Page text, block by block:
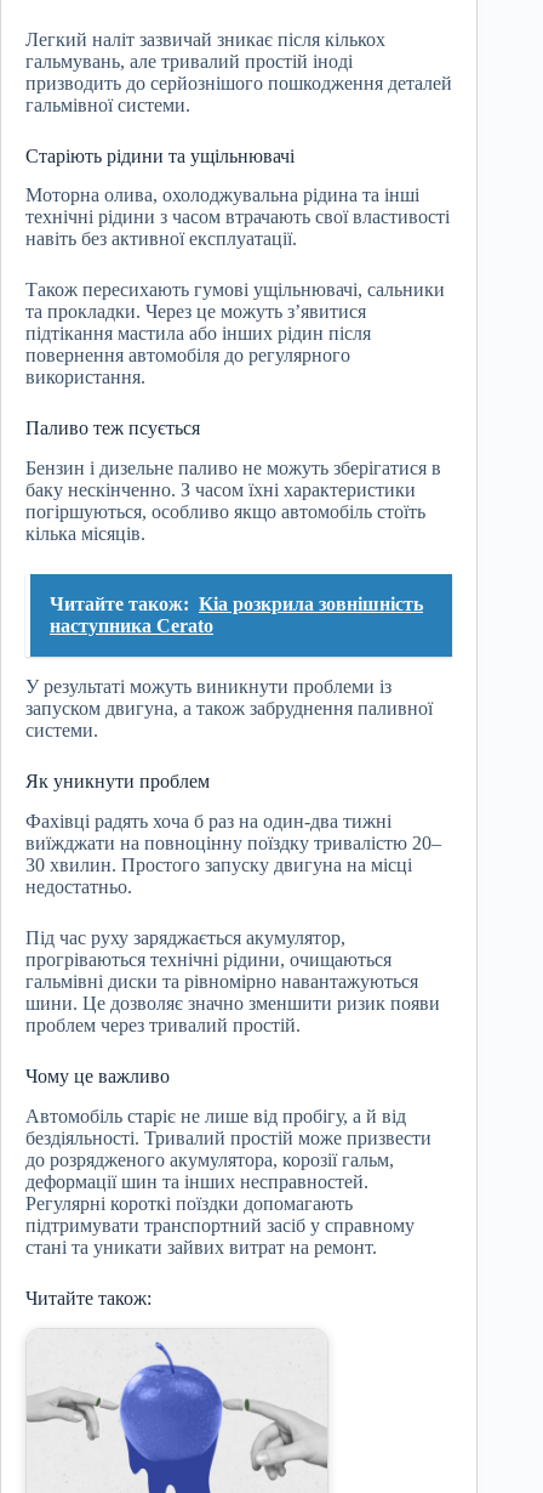
Легкий наліт зазвичай зникає після кількох
гальмувань, але тривалий простій іноді
призводить до серйознішого пошкодження деталей
гальмівної системи.
Старіють рідини та ущільнювачі
Моторна олива, охолоджувальна рідина та інші
технічні рідини з часом втрачають свої властивості
навіть без активної експлуатації.
Також пересихають гумові ущільнювачі, сальники
та прокладки. Через це можуть з’явитися
підтікання мастила або інших рідин після
повернення автомобіля до регулярного
використання.
Паливо теж псується
Бензин і дизельне паливо не можуть зберігатися в
баку нескінченно. З часом їхні характеристики
погіршуються, особливо якщо автомобіль стоїть
кілька місяців.
Читайте також: Kia розкрила зовнішність
наступника Cerato
У результаті можуть виникнути проблеми із
запуском двигуна, а також забруднення паливної
системи.
Як уникнути проблем
Фахівці радять хоча б раз на один-два тижні
виїжджати на повноцінну поїздку тривалістю 20–
30 хвилин. Простого запуску двигуна на місці
недостатньо.
Під час руху заряджається акумулятор,
прогріваються технічні рідини, очищаються
гальмівні диски та рівномірно навантажуються
шини. Це дозволяє значно зменшити ризик появи
проблем через тривалий простій.
Чому це важливо
Автомобіль старіє не лише від пробігу, а й від
бездіяльності. Тривалий простій може призвести
до розрядженого акумулятора, корозії гальм,
деформації шин та інших несправностей.
Регулярні короткі поїздки допомагають
підтримувати транспортний засіб у справному
стані та уникати зайвих витрат на ремонт.
Читайте також: